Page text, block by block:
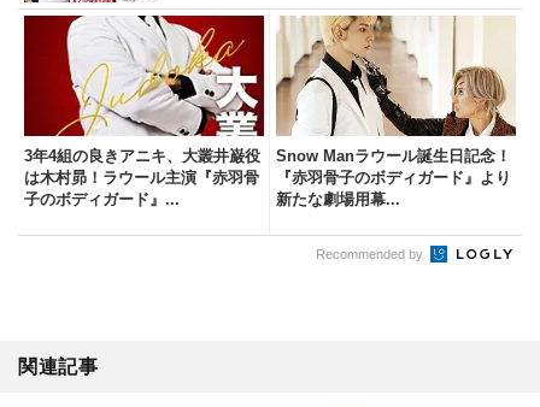
3年4組の良きアニキ、大叢井巌役
は木村昴！ラウール主演『赤羽骨
子のボディガード』...
Snow Manラウール誕生日記念！
『赤羽骨子のボディガード』より
新たな劇場用幕...
Recommended by
関連記事